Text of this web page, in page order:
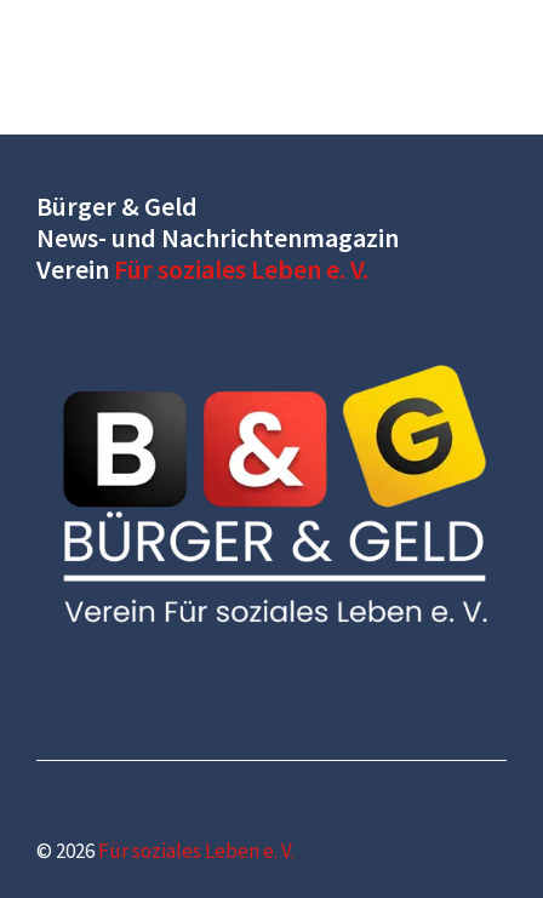
Bürger & Geld
News- und Nachrichtenmagazin
Verein Für soziales Leben e. V.
© 2026Für soziales Leben e. V.